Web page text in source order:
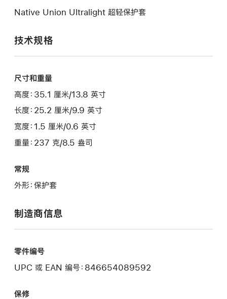
Native Union Ultralight 超轻保护套
技术规格
尺寸和重量
高度：35.1 厘米/13.8 英寸
长度：25.2 厘米/9.9 英寸
宽度：1.5 厘米/0.6 英寸
重量：237 克/8.5 盎司
常规
外形：保护套
制造商信息
零件编号
UPC 或 EAN 编号：846654089592
保修